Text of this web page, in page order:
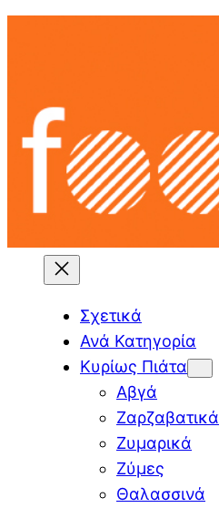
Skip
Σχετικά
Ανά Κατηγορία
Κυρίως Πιάτα
Αβγά
Ζαρζαβατικά
Ζυμαρικά
Ζύμες
Θαλασσινά